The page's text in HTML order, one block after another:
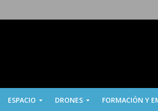
ESPACIO DRONES FORMACIÓN Y